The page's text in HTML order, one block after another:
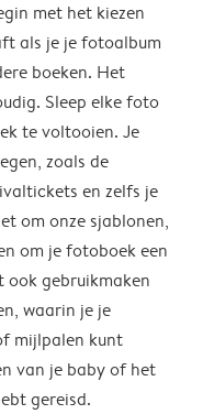
met het kiezen
als je je fotoalbum
boeken. Het
Sleep elke foto
te voltooien. Je
zoals de
en zelfs je
om onze sjablonen,
om je fotoboek een
ook gebruikmaken
waarin je je
mijlpalen kunt
van je baby of het
gereisd.